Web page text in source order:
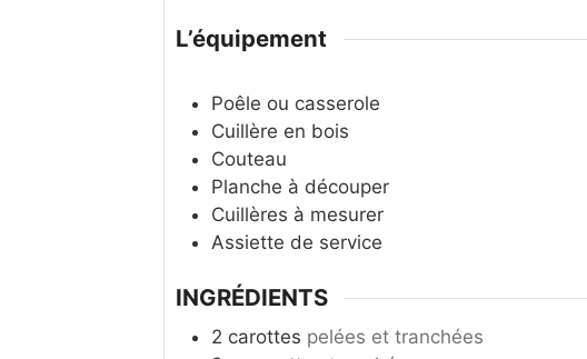
L’équipement
Poêle ou casserole
Cuillère en bois
Couteau
Planche à découper
Cuillères à mesurer
Assiette de service
INGRÉDIENTS
2 carottes pelées et tranchées